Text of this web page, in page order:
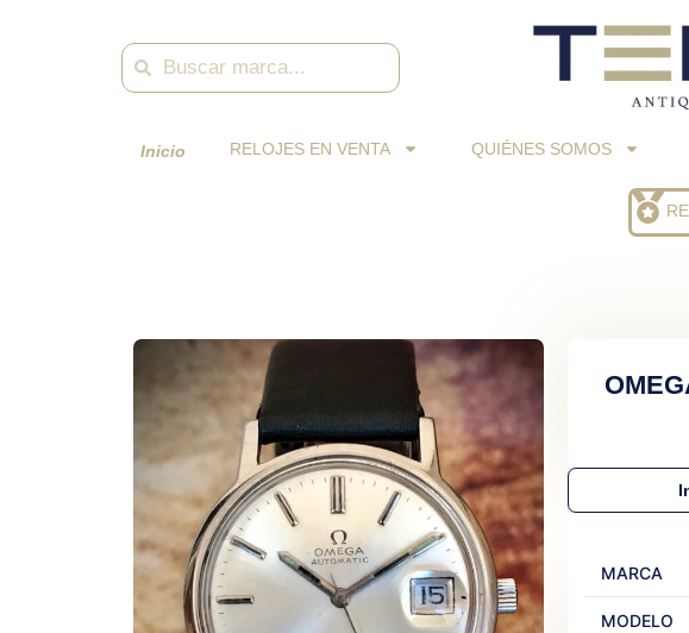
SearchSearch
Inicio RELOJES EN VENTA QUIÉNES SOMOS
MARCA
MODELO